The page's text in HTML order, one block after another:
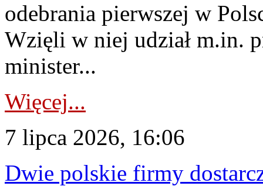
odebrania pierwszej w
Wzięli w niej udział m.in.
minister...
Więcej...
7 lipca 2026, 16:06
Dwie polskie firmy